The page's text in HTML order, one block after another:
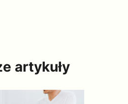
artykuły